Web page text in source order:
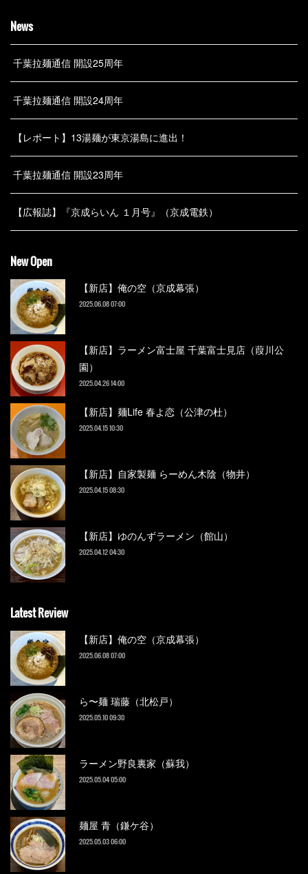
News
千葉拉麺通信 開設25周年
千葉拉麺通信 開設24周年
【レポート】13湯麺が東京湯島に進出！
千葉拉麺通信 開設23周年
【広報誌】『京成らいん １月号』（京成電鉄）
New Open
【新店】俺の空（京成幕張）
2025.06.08 07:00
【新店】ラーメン富士屋 千葉富士見店（葭川公
園）
2025.04.26 14:00
【新店】麺Life 春よ恋（公津の杜）
2025.04.15 10:30
【新店】自家製麺 らーめん木陰（物井）
2025.04.15 08:30
【新店】ゆのんずラーメン（館山）
2025.04.12 04:30
Latest Review
【新店】俺の空（京成幕張）
2025.06.08 07:00
ら〜麺 瑞藤（北松戸）
2025.05.10 09:30
ラーメン野良裏家（蘇我）
2025.05.04 05:00
麺屋 青（鎌ケ谷）
2025.05.03 06:00